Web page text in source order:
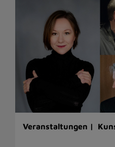
Veranstaltungen |